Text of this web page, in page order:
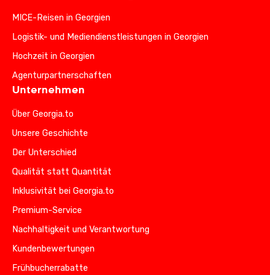
MICE-Reisen in Georgien
Logistik- und Mediendienstleistungen in Georgien
Hochzeit in Georgien
Agenturpartnerschaften
Unternehmen
Über Georgia.to
Unsere Geschichte
Der Unterschied
Qualität statt Quantität
Inklusivität bei Georgia.to
Premium-Service
Nachhaltigkeit und Verantwortung
Kundenbewertungen
Frühbucherrabatte